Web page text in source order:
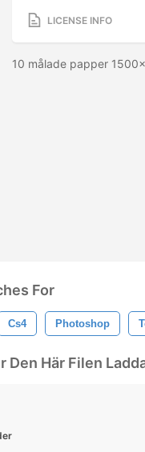
LICENSE INFO
10 målade papper
For
Cs4 Photoshop
Den Här Filen